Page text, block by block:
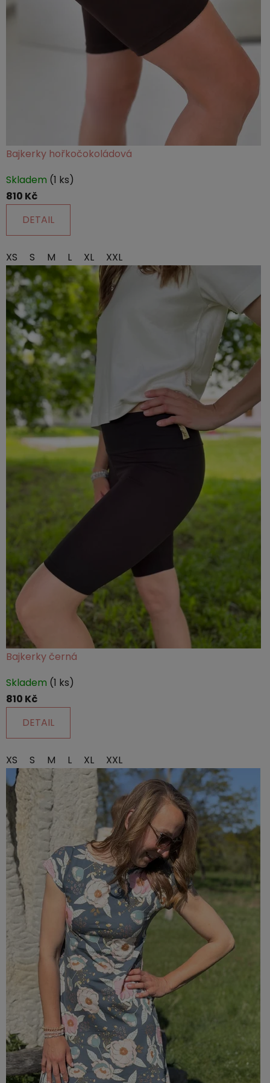
Bajkerky hořkočokoládová
Skladem (1 ks)
810 Kč
DETAIL
XS S M L XL XXL
Bajkerky černá
Skladem (1 ks)
810 Kč
DETAIL
XS S M L XL XXL